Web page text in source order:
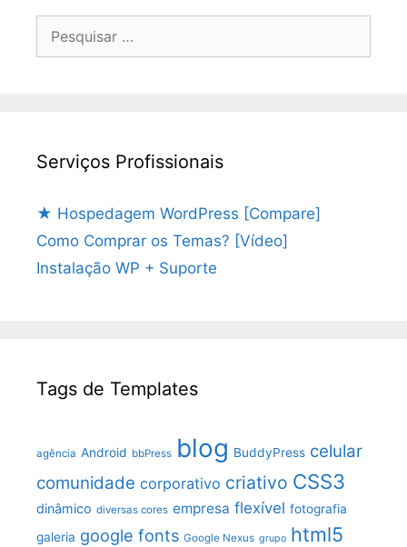
Serviços Profissionais
★ Hospedagem WordPress [Compare]
Como Comprar os Temas? [Vídeo]
Instalação WP + Suporte
Tags de Templates
agência Android bbPress blog BuddyPress celular
comunidade corporativo criativo CSS3
dinâmico diversas cores empresa flexível fotografia
galeria google fonts Google Nexus grupo html5